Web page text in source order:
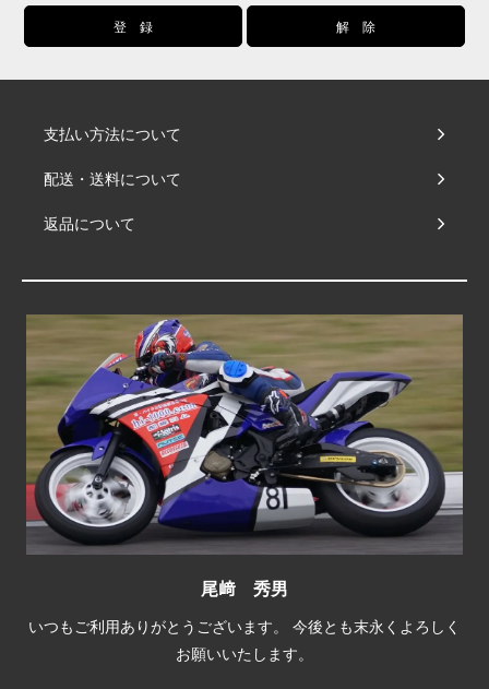
支払い方法について
配送・送料について
返品について
尾﨑 秀男
いつもご利用ありがとうございます。 今後とも末永くよろしく
お願いいたします。